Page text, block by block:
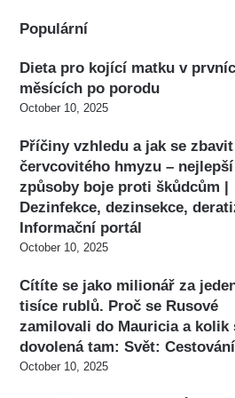
Populární
Dieta pro kojící matku v
měsících po porodu
October 10, 2025
Příčiny vzhledu a jak se zbavit
červcovitého hmyzu – nejlepší
způsoby boje proti škůdcům |
Dezinfekce, dezinsekce,
Informační portál
October 10, 2025
Cítíte se jako milionář za
tisíce rublů. Proč se Rusové
zamilovali do Mauricia a kolik
dovolená tam: Svět:
October 10, 2025